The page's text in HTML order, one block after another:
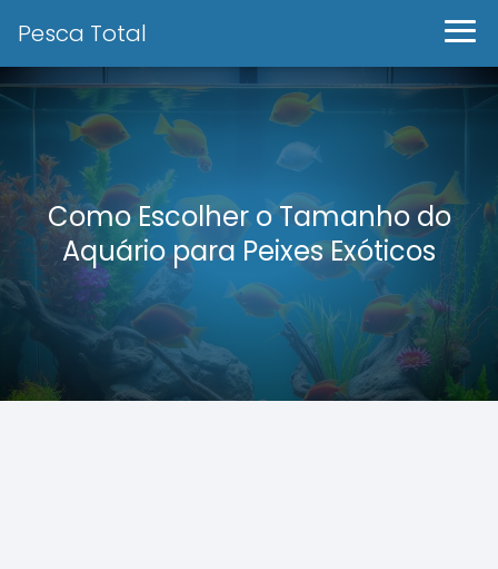
Pesca Total
Como Escolher o Tamanho do
Aquário para Peixes Exóticos